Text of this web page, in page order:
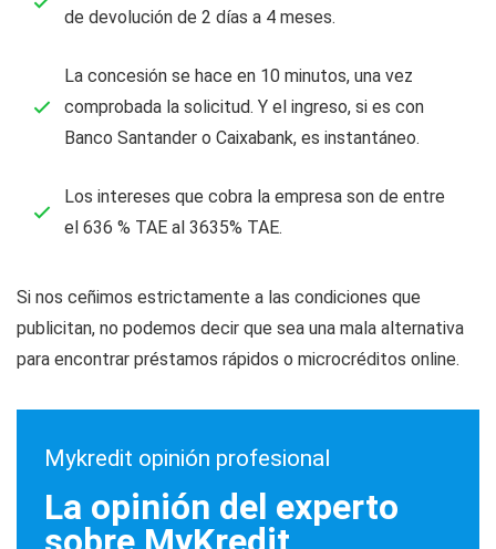
de devolución de 2 días a 4 meses.
La concesión se hace en 10 minutos, una vez
comprobada la solicitud. Y el ingreso, si es con
Banco Santander o Caixabank, es instantáneo.
Los intereses que cobra la empresa son de entre
el 636 % TAE al 3635% TAE.
Si nos ceñimos estrictamente a las condiciones que
publicitan, no podemos decir que sea una mala alternativa
para encontrar préstamos rápidos o microcréditos online.
Mykredit opinión profesional
La opinión del experto